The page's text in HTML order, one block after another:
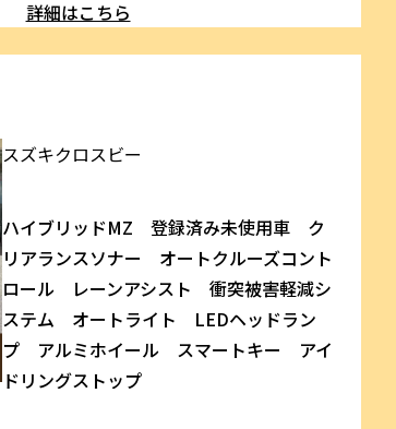
詳細はこちら
スズキクロスビー
ハイブリッドMZ 登録済み未使用車 ク
リアランスソナー オートクルーズコント
ロール レーンアシスト 衝突被害軽減シ
ステム オートライト LEDヘッドラン
プ アルミホイール スマートキー アイ
ドリングストップ